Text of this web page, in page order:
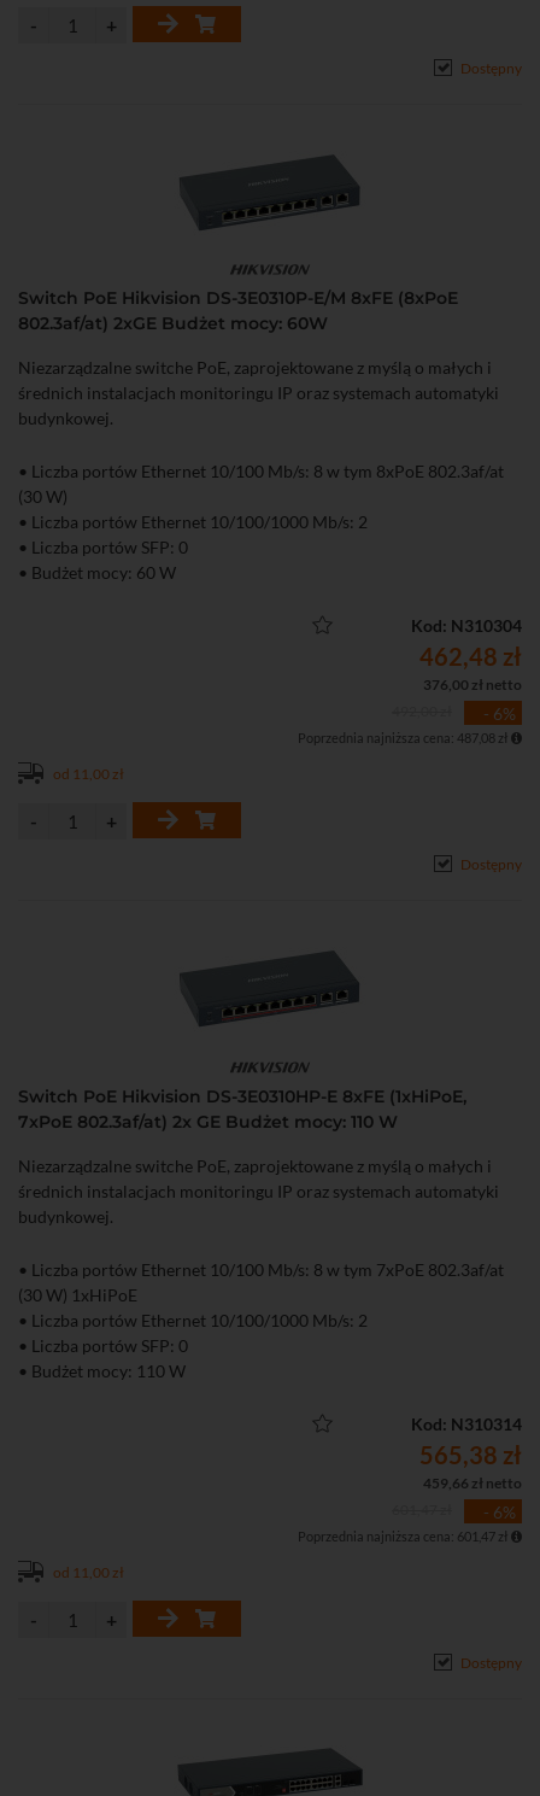
Dostępny
Switch PoE Hikvision DS-3E0310P-E/M 8xFE (8xPoE
802.3af/at) 2xGE Budżet mocy: 60W
Niezarządzalne switche PoE, zaprojektowane z myślą o małych i
średnich instalacjach monitoringu IP oraz systemach automatyki
budynkowej.
• Liczba portów Ethernet 10/100 Mb/s: 8 w tym 8xPoE 802.3af/at
(30 W)
• Liczba portów Ethernet 10/100/1000 Mb/s: 2
• Liczba portów SFP: 0
• Budżet mocy: 60 W
Kod: N310304
462,48 zł
376,00 zł netto
- 6%
Poprzednia najniższa cena: 487,08 zł
od 11,00 zł
Dostępny
Switch PoE Hikvision DS-3E0310HP-E 8xFE (1xHiPoE,
7xPoE 802.3af/at) 2x GE Budżet mocy: 110 W
Niezarządzalne switche PoE, zaprojektowane z myślą o małych i
średnich instalacjach monitoringu IP oraz systemach automatyki
budynkowej.
• Liczba portów Ethernet 10/100 Mb/s: 8 w tym 7xPoE 802.3af/at
(30 W) 1xHiPoE
• Liczba portów Ethernet 10/100/1000 Mb/s: 2
• Liczba portów SFP: 0
• Budżet mocy: 110 W
Kod: N310314
565,38 zł
459,66 zł netto
- 6%
Poprzednia najniższa cena: 601,47 zł
od 11,00 zł
Dostępny